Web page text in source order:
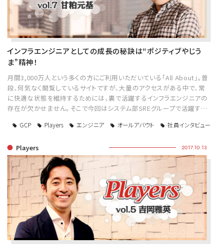
インフラエンジニアとしての成長の秘訣は“ポジティブやじう
ま”精神！
月間3,000万人という多くの方にご利用いただいている「All About」。普
段、何気なく閲覧しているサイトですが、大量のアクセスがある中で、常
に快適な状態を維持するためには、裏で活躍するインフラエンジニアの
存在が欠かせません。そこで今回はシステム部SREグループで活躍す…
GCP Players エンジニア オールアバウト 社員インタビュー
Players 2017.10.13